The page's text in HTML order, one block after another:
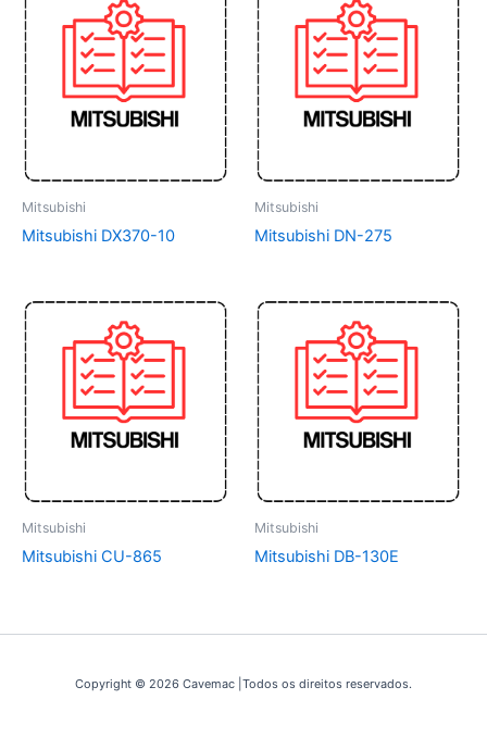
Mitsubishi
Mitsubishi DX370-10
Mitsubishi
Mitsubishi DN-275
Mitsubishi
Mitsubishi CU-865
Mitsubishi
Mitsubishi DB-130E
Copyright © 2026 Cavemac |Todos os direitos reservados.